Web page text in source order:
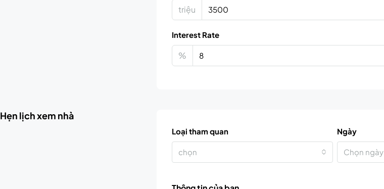
triệu
Interest Rate
%
Hẹn lịch xem nhà
Loại tham quan
chọn
Ngày
Chọn ngày